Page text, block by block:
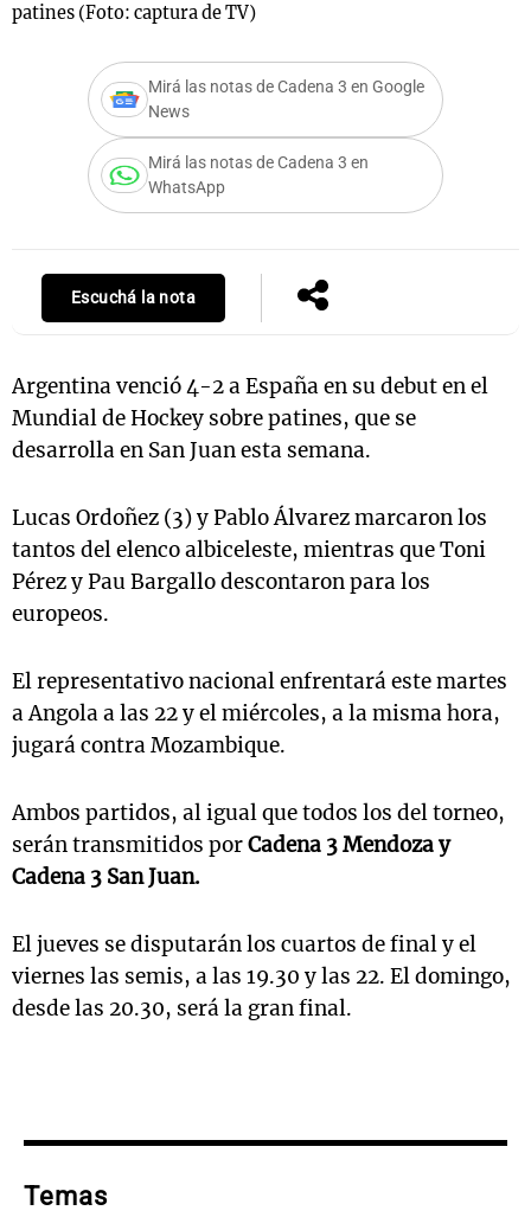
patines (Foto: captura de TV)
Mirá las notas de Cadena 3 en Google
News
Mirá las notas de Cadena 3 en
WhatsApp
Escuchá la nota
Argentina venció 4-2 a España en su debut en el
Mundial de Hockey sobre patines, que se
desarrolla en San Juan esta semana.
Lucas Ordoñez (3) y Pablo Álvarez marcaron los
tantos del elenco albiceleste, mientras que Toni
Pérez y Pau Bargallo descontaron para los
europeos.
El representativo nacional enfrentará este martes
a Angola a las 22 y el miércoles, a la misma hora,
jugará contra Mozambique.
Ambos partidos, al igual que todos los del torneo,
serán transmitidos porCadena 3 Mendoza y
Cadena 3 San Juan.
El jueves se disputarán los cuartos de final y el
viernes las semis, a las 19.30 y las 22. El domingo,
desde las 20.30, será la gran final.
Temas